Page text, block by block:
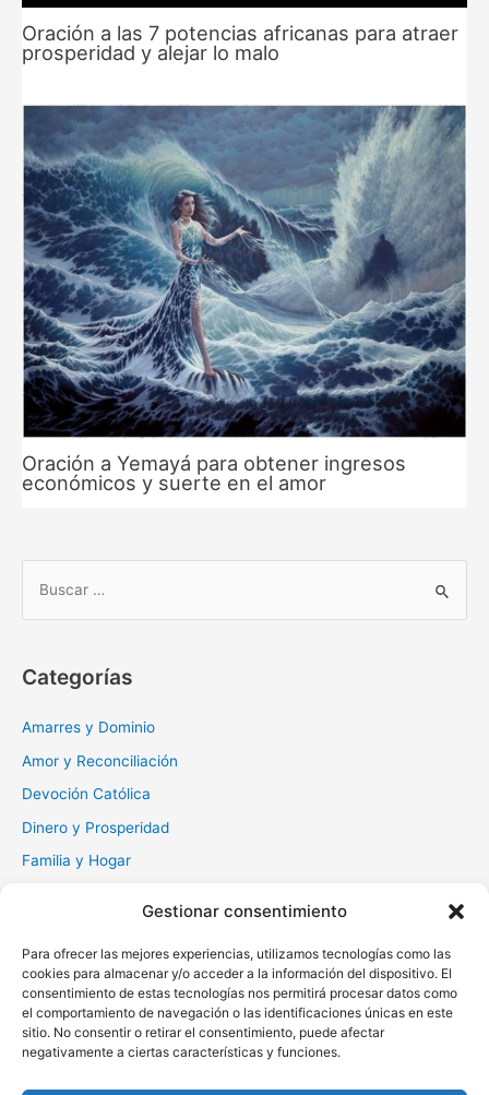
Gestionar consentimiento
Para ofrecer las mejores experiencias, utilizamos tecnologías como las
cookies para almacenar y/o acceder a la información del dispositivo. El
consentimiento de estas tecnologías nos permitirá procesar datos como
el comportamiento de navegación o las identificaciones únicas en este
sitio. No consentir o retirar el consentimiento, puede afectar
negativamente a ciertas características y funciones.
Oración a las 7 potencias africanas para atraer
prosperidad y alejar lo malo
Oración a Yemayá para obtener ingresos
económicos y suerte en el amor
r
Categorías
Amarres y Dominio
Amor y Reconciliación
Devoción Católica
Dinero y Prosperidad
Familia y Hogar
Muerte y Difuntos
Oraciones Diarias
Otras
Protección y Liberación